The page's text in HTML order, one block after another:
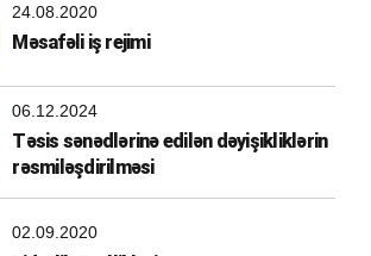
24.08.2020
Məsafəli iş rejimi
06.12.2024
Təsis sənədlərinə edilən dəyişikliklərin
rəsmiləşdirilməsi
02.09.2020